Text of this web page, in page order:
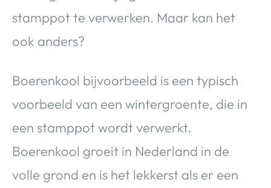
stamppot te verwerken. Maar kan het
ook anders?
Boerenkool bijvoorbeeld is een typisch
voorbeeld van een wintergroente, die in
een stamppot wordt verwerkt.
Boerenkool groeit in Nederland in de
volle grond en is het lekkerst als er een